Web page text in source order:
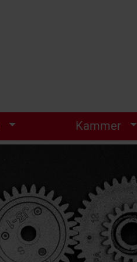
Kammer